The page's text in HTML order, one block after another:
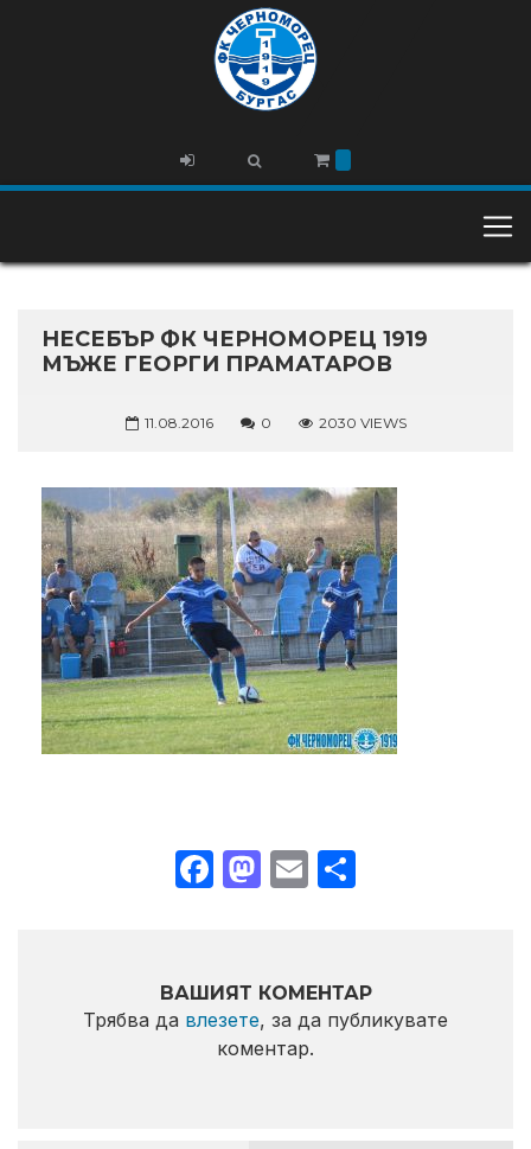
НЕСЕБЪР ФК ЧЕРНОМОРЕЦ 1919
МЪЖЕ ГЕОРГИ ПРАМАТАРОВ
11.08.2016 0 2030 VIEWS
Facebook
Mastodon
Email
ВАШИЯТ КОМЕНТАР
Трябва да влезете, за да публикувате
коментар.